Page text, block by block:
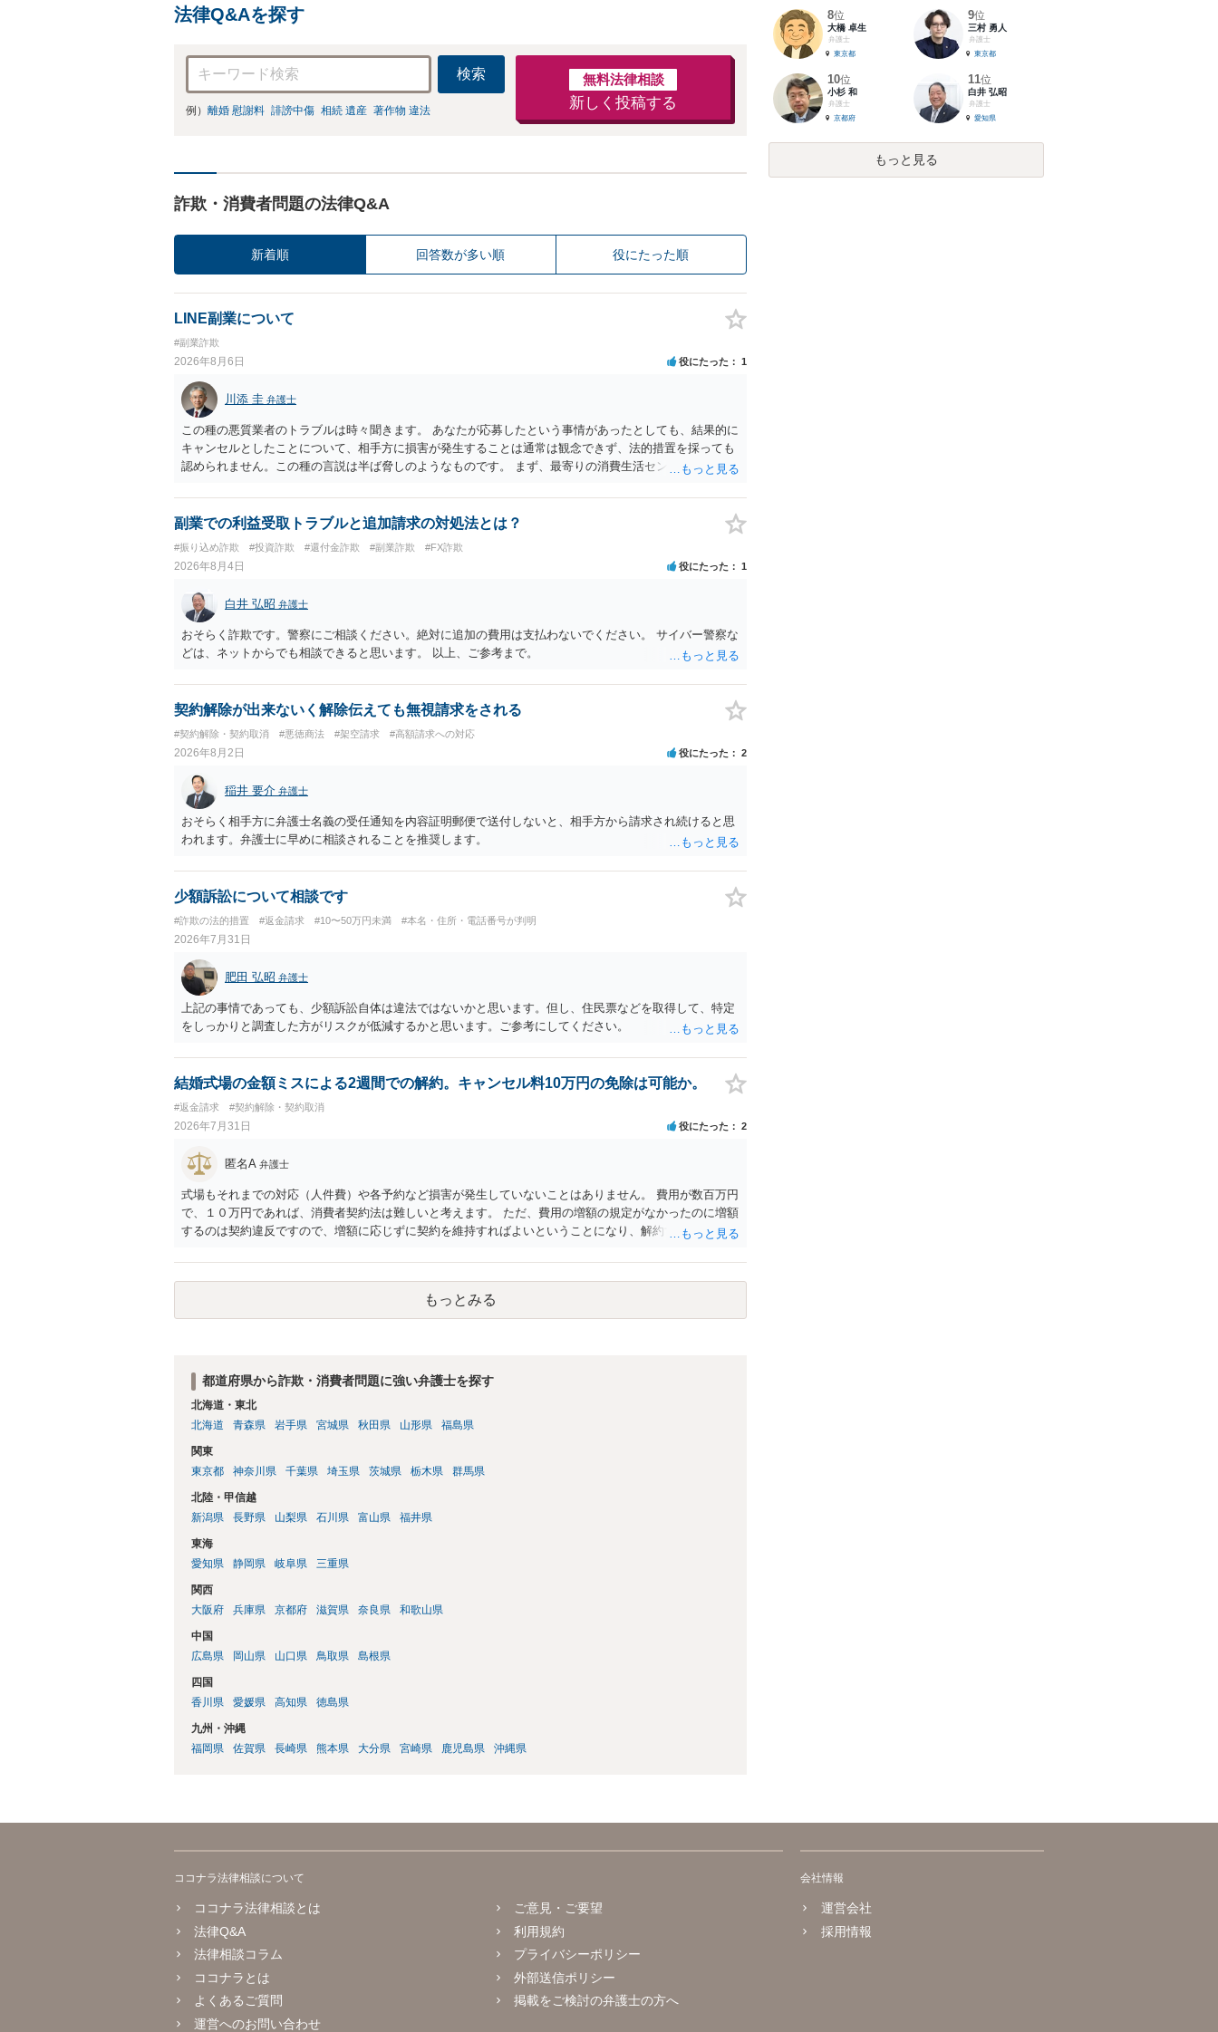
法律Q&Aを探す
検索
例） 離婚 慰謝料 誹謗中傷 相続 遺産 著作物 違法
無料法律相談
新しく投稿する
詐欺・消費者問題の法律Q&A
新着順 回答数が多い順 役にたった順
LINE副業について
#副業詐欺
2026年8月6日 役にたった 1
川添 圭 弁護士
この種の悪質業者のトラブルは時々聞きます。 あなたが応募したという事情があったとしても、結果的に
キャンセルとしたことについて、相手方に損害が発生することは通常は観念できず、法的措置を採っても
認められません。この種の言説は半ば脅しのようなものです。 まず、最寄りの消費生活センターへ相談
ば、弁護士へ依頼して警告してもらうことも必要になるかもしれません。
副業での利益受取トラブルと追加請求の対処法とは？
#振り込め詐欺 #投資詐欺 #還付金詐欺 #副業詐欺 #FX詐欺
2026年8月4日 役にたった 1
白井 弘昭 弁護士
おそらく詐欺です。警察にご相談ください。絶対に追加の費用は支払わないでください。 サイバー警察な
どは、ネットからでも相談できると思います。 以上、ご参考まで。
契約解除が出来ないく解除伝えても無視請求をされる
#契約解除・契約取消 #悪徳商法 #架空請求 #高額請求への対応
2026年8月2日 役にたった 2
稲井 要介 弁護士
おそらく相手方に弁護士名義の受任通知を内容証明郵便で送付しないと、相手方から請求され続けると思
われます。弁護士に早めに相談されることを推奨します。
少額訴訟について相談です
#詐欺の法的措置 #返金請求 #10〜50万円未満 #本名・住所・電話番号が判明
2026年7月31日
肥田 弘昭 弁護士
上記の事情であっても、少額訴訟自体は違法ではないかと思います。但し、住民票などを取得して、特定
をしっかりと調査した方がリスクが低減するかと思います。ご参考にしてください。
結婚式場の金額ミスによる2週間での解約。キャンセル料10万円の免除は可能か。
#返金請求 #契約解除・契約取消
2026年7月31日 役にたった 2
匿名A 弁護士
式場もそれまでの対応（人件費）や各予約など損害が発生していないことはありません。 費用が数百万円
で、１０万円であれば、消費者契約法は難しいと考えます。 ただ、費用の増額の規定がなかったのに増額
するのは契約違反ですので、増額に応じずに契約を維持すればよいということになり、解約するのは理由
もっとみる
都道府県から詐欺・消費者問題に強い弁護士を探す
北海道・東北
北海道
青森県 岩手県 宮城県 秋田県 山形県 福島県
関東
東京都
神奈川県 千葉県 埼玉県 茨城県 栃木県 群馬県
北陸・甲信越
新潟県
長野県 山梨県 石川県 富山県 福井県
東海
愛知県
静岡県 岐阜県 三重県
関西
大阪府
兵庫県 京都府 滋賀県 奈良県 和歌山県
中国
広島県
岡山県 山口県 鳥取県 島根県
四国
香川県
愛媛県 高知県 徳島県
九州・沖縄
福岡県
佐賀県 長崎県 熊本県 大分県 宮崎県 鹿児島県 沖縄県
8位
大橋 卓生
弁護士
東京都
9位
三村 勇人
弁護士
東京都
10位
小杉 和
弁護士
京都府
11位
白井 弘昭
弁護士
愛知県
もっと見る
ココナラ法律相談について
ココナラ法律相談とは
法律Q&A
法律相談コラム
ココナラとは
よくあるご質問
運営へのお問い合わせ
ご意見・ご要望
利用規約
プライバシーポリシー
外部送信ポリシー
掲載をご検討の弁護士の方へ
会社情報
運営会社
採用情報